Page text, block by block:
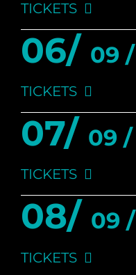
TICKETS
06/ 09 /
TICKETS
07/ 09 /
TICKETS
08/ 09 /
TICKETS